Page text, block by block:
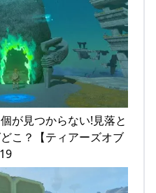
が見つからない!見落と
こ？【ティアーズオブ